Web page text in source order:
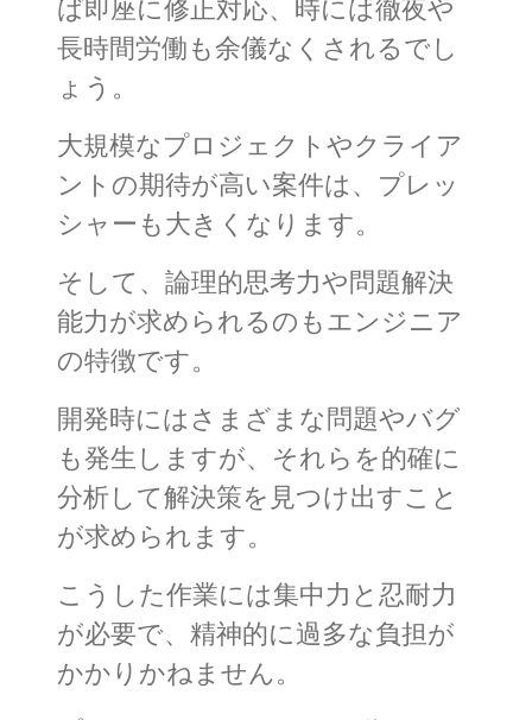
ば即座に修正対応、時には徹夜や
長時間労働も余儀なくされるでし
ょう。
大規模なプロジェクトやクライア
ントの期待が高い案件は、プレッ
シャーも大きくなります。
そして、論理的思考力や問題解決
能力が求められるのもエンジニア
の特徴です。
開発時にはさまざまな問題やバグ
も発生しますが、それらを的確に
分析して解決策を見つけ出すこと
が求められます。
こうした作業には集中力と忍耐力
が必要で、精神的に過多な負担が
かかりかねません。